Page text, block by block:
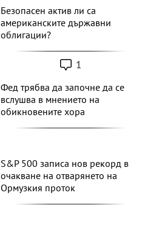
Безопасен актив ли са
американските държавни
облигации?
1
Фед трябва да започне да се
вслушва в мнението на
обикновените хора
S&P 500 записа нов рекорд в
очакване на отварянето на
Ормузкия проток